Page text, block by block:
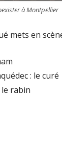
à Montpellier
mets en
: le curé
le rabin